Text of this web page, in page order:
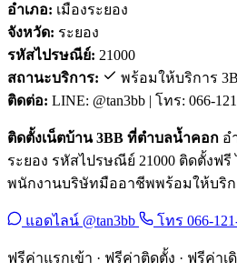
อำเภอ: เมืองระยอง
จังหวัด: ระยอง
รหัสไปรษณีย์: 21000
สถานะบริการ:
พร้อมให้บริการ
ติดต่อ: LINE: @tan3bb | โทร: 066-
ติดตั้งเน็ตบ้าน 3BB ที่ตำบลน้ำคอก อ
ระยอง รหัสไปรษณีย์ 21000 ติดตั้งฟรี
พนักงานบริษัทมืออาชีพพร้อมให้บริก
แอดไลน์ @tan3bb โทร 066-
ฟรีค่าแรกเข้า · ฟรีค่าติดตั้ง · ฟรีค่า